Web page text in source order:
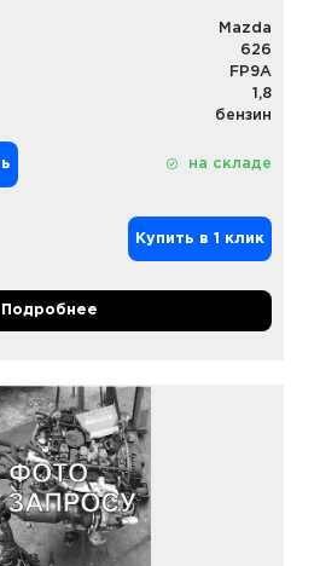
Mazda
626
FP9A
1,8
бензин
на складе
Купить в 1 клик
Подробнее